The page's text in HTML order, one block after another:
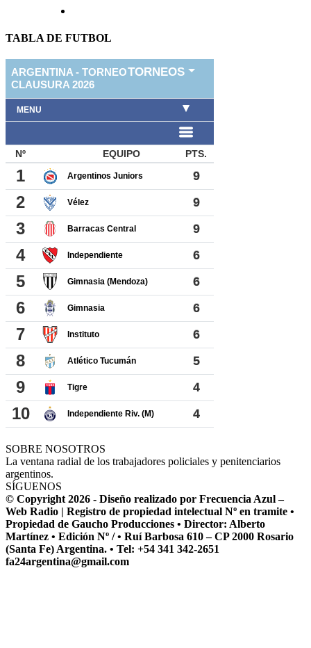
TABLA DE FUTBOL
SOBRE NOSOTROS
La ventana radial de los trabajadores policiales y penitenciarios
argentinos.
SÍGUENOS
© Copyright 2026 - Diseño realizado por Frecuencia Azul –
Web Radio | Registro de propiedad intelectual Nº en tramite •
Propiedad de Gaucho Producciones • Director: Alberto
Martínez • Edición Nº / • Ruí Barbosa 610 – CP 2000 Rosario
(Santa Fe) Argentina. • Tel: +54 341 342-2651
fa24argentina@gmail.com